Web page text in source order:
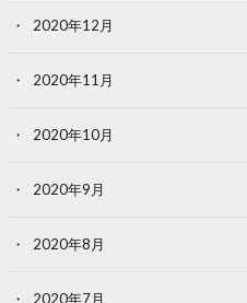
2020年12月
2020年11月
2020年10月
2020年9月
2020年8月
2020年7月